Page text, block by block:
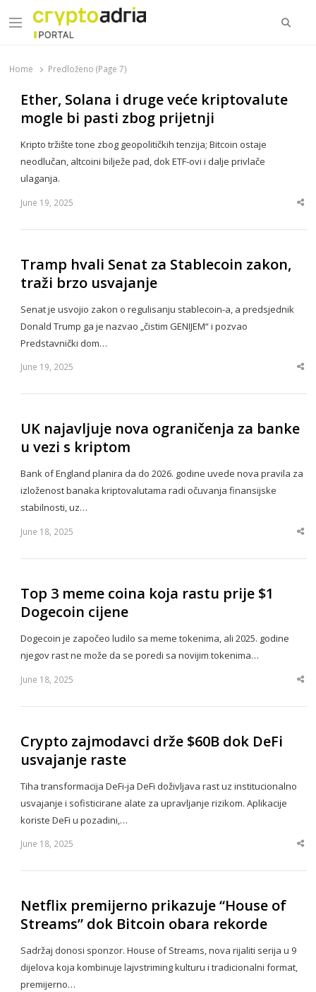
Menu
Home Predloženo (Page 7)
Ether, Solana i druge veće kriptovalute
mogle bi pasti zbog prijetnji
Kripto tržište tone zbog geopolitičkih tenzija; Bitcoin ostaje
neodlučan, altcoini bilježe pad, dok ETF-ovi i dalje privlače
ulaganja.
June 19, 2025
Tramp hvali Senat za Stablecoin zakon,
traži brzo usvajanje
Senat je usvojio zakon o regulisanju stablecoin-a, a predsjednik
Donald Trump ga je nazvao „čistim GENIJEM“ i pozvao
Predstavnički dom…
June 19, 2025
UK najavljuje nova ograničenja za banke
u vezi s kriptom
Bank of England planira da do 2026. godine uvede nova pravila za
izloženost banaka kriptovalutama radi očuvanja finansijske
stabilnosti, uz…
June 18, 2025
Top 3 meme coina koja rastu prije $1
Dogecoin cijene
Dogecoin je započeo ludilo sa meme tokenima, ali 2025. godine
njegov rast ne može da se poredi sa novijim tokenima…
June 18, 2025
Crypto zajmodavci drže $60B dok DeFi
usvajanje raste
Tiha transformacija DeFi-ja DeFi doživljava rast uz institucionalno
usvajanje i sofisticirane alate za upravljanje rizikom. Aplikacije
koriste DeFi u pozadini,…
June 18, 2025
Netflix premijerno prikazuje “House of
Streams” dok Bitcoin obara rekorde
Sadržaj donosi sponzor. House of Streams, nova rijaliti serija u 9
dijelova koja kombinuje lajvstriming kulturu i tradicionalni format,
premijerno…